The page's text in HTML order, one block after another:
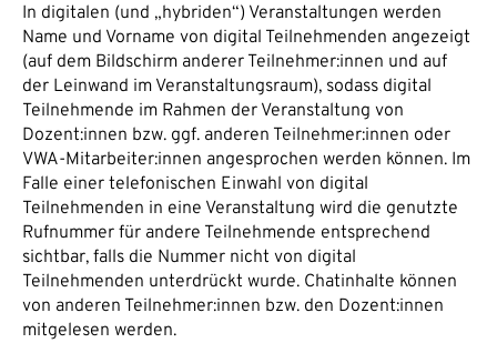
In digitalen (und „hybriden“) Veranstaltungen werden
Name und Vorname von digital Teilnehmenden angezeigt
(auf dem Bildschirm anderer Teilnehmer:innen und auf
der Leinwand im Veranstaltungsraum), sodass digital
Teilnehmende im Rahmen der Veranstaltung von
Dozent:innen bzw. ggf. anderen Teilnehmer:innen oder
VWA-Mitarbeiter:innen angesprochen werden können. Im
Falle einer telefonischen Einwahl von digital
Teilnehmenden in eine Veranstaltung wird die genutzte
Rufnummer für andere Teilnehmende entsprechend
sichtbar, falls die Nummer nicht von digital
Teilnehmenden unterdrückt wurde. Chatinhalte können
von anderen Teilnehmer:innen bzw. den Dozent:innen
mitgelesen werden.